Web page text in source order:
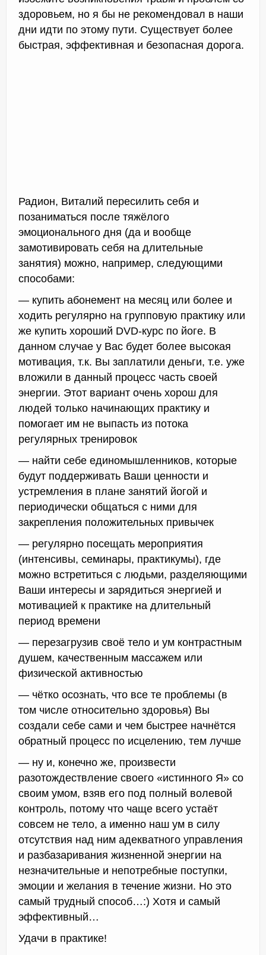
здоровьем, но я бы не рекомендовал в наши
дни идти по этому пути. Существует более
быстрая, эффективная и безопасная дорога.
Радион, Виталий пересилить себя и
позаниматься после тяжёлого
эмоционального дня (да и вообще
замотивировать себя на длительные
занятия) можно, например, следующими
способами:
— купить абонемент на месяц или более и
ходить регулярно на групповую практику или
же купить хороший DVD-курс по йоге. В
данном случае у Вас будет более высокая
мотивация, т.к. Вы заплатили деньги, т.е. уже
вложили в данный процесс часть своей
энергии. Этот вариант очень хорош для
людей только начинающих практику и
помогает им не выпасть из потока
регулярных тренировок
— найти себе единомышленников, которые
будут поддерживать Ваши ценности и
устремления в плане занятий йогой и
периодически общаться с ними для
закрепления положительных привычек
— регулярно посещать мероприятия
(интенсивы, семинары, практикумы), где
можно встретиться с людьми, разделяющими
Ваши интересы и зарядиться энергией и
мотивацией к практике на длительный
период времени
— перезагрузив своё тело и ум контрастным
душем, качественным массажем или
физической активностью
— чётко осознать, что все те проблемы (в
том числе относительно здоровья) Вы
создали себе сами и чем быстрее начнётся
обратный процесс по исцелению, тем лучше
— ну и, конечно же, произвести
разотождествление своего «истинного Я» со
своим умом, взяв его под полный волевой
контроль, потому что чаще всего устаёт
совсем не тело, а именно наш ум в силу
отсутствия над ним адекватного управления
и разбазаривания жизненной энергии на
незначительные и непотребные поступки,
эмоции и желания в течение жизни. Но это
самый трудный способ…:) Хотя и самый
эффективный…
Удачи в практике!